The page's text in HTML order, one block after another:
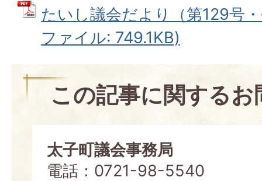
たいし議会だより（第129号
ファイル: 749.1KB)
この記事に関する
太子町議会事務局
電話：0721-98-5540